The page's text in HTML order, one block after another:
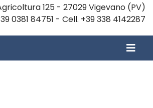
125 - 27029 Vigevano (PV)
0381 84751 - Cell. +39 338 4142287